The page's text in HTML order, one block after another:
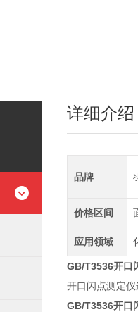
详细介绍
品牌
价格区间
应用领域
GB/T3536开口
开口闪点测定
GB/T3536开口